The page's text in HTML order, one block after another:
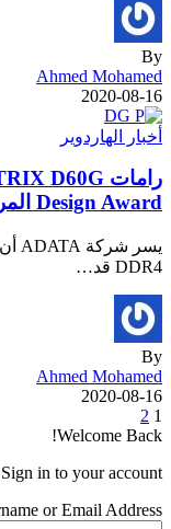
By
Ahmed Mohamed
2020-08-16
أخبار الهاردوير
Design Award المرموقة
DDR4 قد…
By
Ahmed Mohamed
2020-08-16
1
2
Welcome Back!
Sign in to your account
or Email Address